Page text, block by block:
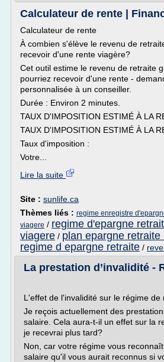
Calculateur de rente |
Calculateur de rente
À combien s'élève le revenu de
recevoir d'une rente viagère?
Cet outil estime le revenu de retraite
pourriez recevoir d'une rente -
personnalisée à un conseiller.
Durée : Environ 2 minutes.
TAUX D'IMPOSITION ESTIMÉ À LA
TAUX D'IMPOSITION ESTIMÉ À LA
Taux d'imposition :
Votre...
Lire la suite
Site : sunlife.ca
Thèmes liés : regime enregistre
viagere / regime d'epargne
viagere / plan epargne retraite
regime d epargne retraite /
La prestation d’invalidité -
L'effet de l'invalidité sur le régime de
Je reçois actuellement des
salaire. Cela aura-t-il un effet sur la
je recevrai plus tard?
Non, car votre régime vous
salaire qu'il vous aurait reconnus si